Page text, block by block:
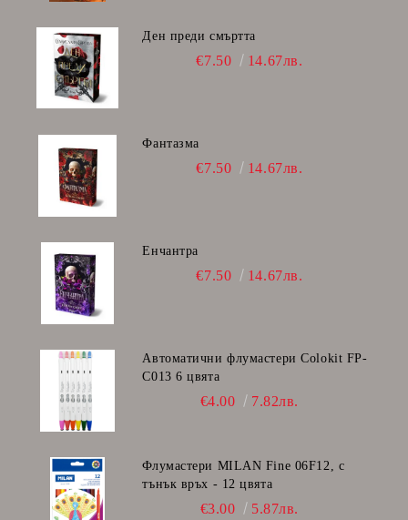
Ден преди смъртта
€7.50 14.67лв.
Фантазма
€7.50 14.67лв.
Енчантра
€7.50 14.67лв.
Автоматични флумастери Colokit FP-
C013 6 цвята
€4.00 7.82лв.
Флумастери MILAN Fine 06F12, с
тънък връх - 12 цвята
€3.00 5.87лв.